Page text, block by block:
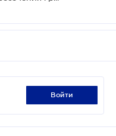
войти